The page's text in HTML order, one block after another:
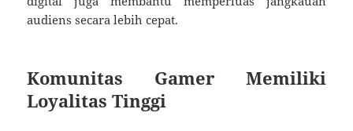
audiens secara lebih cepat.
Komunitas Gamer Memiliki
Loyalitas Tinggi